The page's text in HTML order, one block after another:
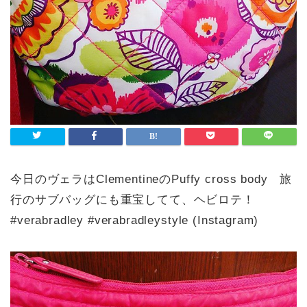
今日のヴェラはClementineのPuffy cross body 旅
行のサブバッグにも重宝してて、ヘビロテ！
#verabradley #verabradleystyle (Instagram)